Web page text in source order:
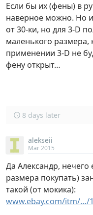
Если бы их (фены) в
наверное можно. Но
от 30-ки, но для 3-D
маленького размера,
применении 3-D не
фену открыт…
8 days later
alekseii
Mar 2015
Да Александр,
размера покупать)
такой (от мокика):
www.ebay.com/itm/…/